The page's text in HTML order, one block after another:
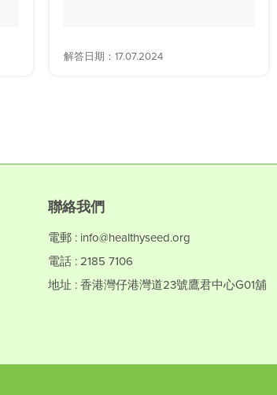
解答日期：17.07.2024
聯絡我們
電郵 : info@healthyseed.org
電話 : 2185 7106
地址 : 香港灣仔港灣道23號鷹君中心G01舖